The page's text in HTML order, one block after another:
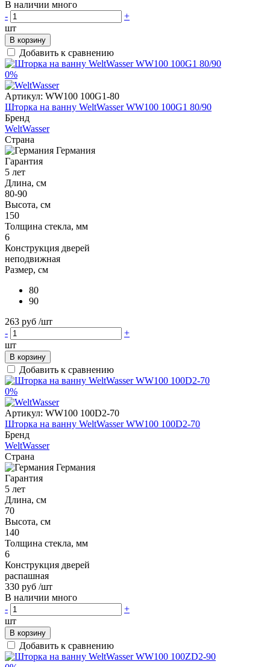
В наличии много
-
+
шт
В корзину
Добавить к сравнению
0%
Артикул: WW100 100G1-80
Шторка на ванну WeltWasser WW100 100G1 80/90
Бренд
WeltWasser
Страна
Германия
Гарантия
5 лет
Длина, см
80-90
Высота, см
150
Толщина стекла, мм
6
Конструкция дверей
неподвижная
Размер, см
80
90
263 руб /шт
-
+
шт
В корзину
Добавить к сравнению
0%
Артикул: WW100 100D2-70
Шторка на ванну WeltWasser WW100 100D2-70
Бренд
WeltWasser
Страна
Германия
Гарантия
5 лет
Длина, см
70
Высота, см
140
Толщина стекла, мм
6
Конструкция дверей
распашная
330 руб /шт
В наличии много
-
+
шт
В корзину
Добавить к сравнению